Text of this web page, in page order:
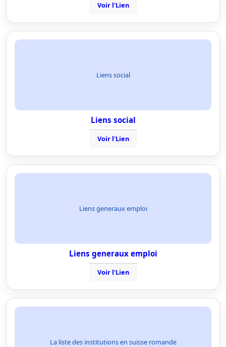
Voir l'Lien
Liens social
Liens social
Voir l'Lien
Liens generaux emploi
Liens generaux emploi
Voir l'Lien
La liste des institutions en suisse romande